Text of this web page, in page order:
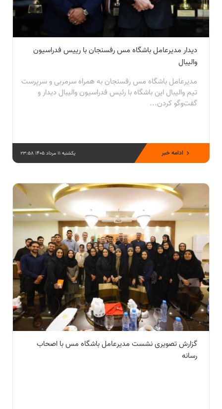
دیدار مدیرعامل باشگاه مس رفسنجان با رییس فدراسیون
والیبال
مدیرعامل باشگاه مس رفسنجان به همراه سرمربی و سرپرست
تیم والیبال این باشگاه با رئیس فدراسیون والیبال دیدار و
گفت‌وگو کردن...
یکشنبه 11 مرداد 1405 23:58 ادامه خبر
گزارش تصویری نشست مدیرعامل باشگاه مس با اصحاب
رسانه